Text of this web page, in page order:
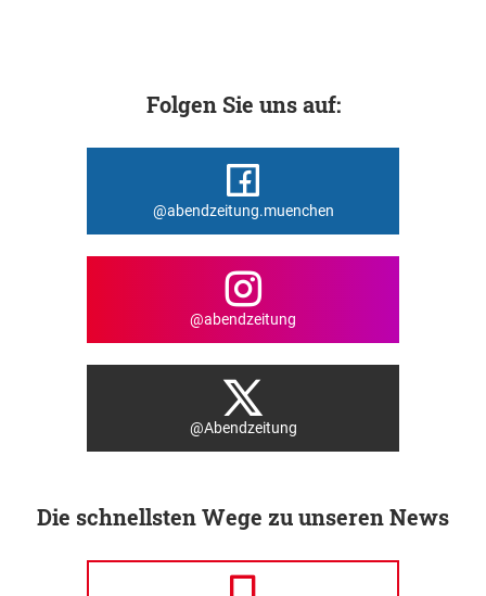
Folgen Sie uns auf:
@abendzeitung.muenchen
@abendzeitung
@Abendzeitung
Die schnellsten Wege zu unseren News